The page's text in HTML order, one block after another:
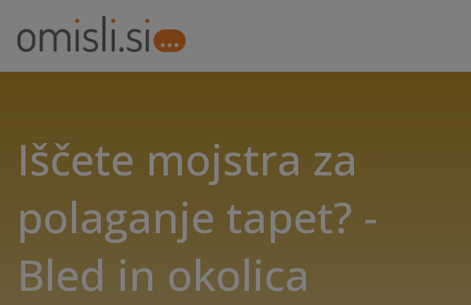
Iščete mojstra za
polaganje tapet? -
Bled in okolica